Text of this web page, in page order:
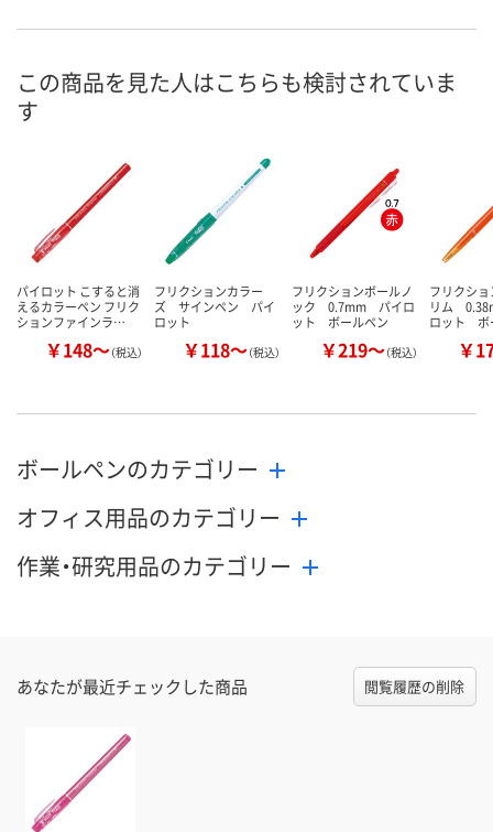
お届け日 8月9日（日） 8月9日（日） 8月9日（日）
数量
カゴへ
数量
カゴへ カ
この商品を見た人はこちらも検討されていま
す
パイロット こすると消
えるカラーペン フリク
ションファインラ…
￥148～（税込）
フリクションカラー
ズ サインペン パイ
ロット
￥118～（税込）
フリクションボールノ
ック 0.7mm パイロ
ット ボールペン
￥219～（税込）
フリクシ
リム
ロット ボ
￥
ボールペンのカテゴリー
オフィス用品のカテゴリー
作業・研究用品のカテゴリー
あなたが最近チェックした商品 閲覧履歴の削除